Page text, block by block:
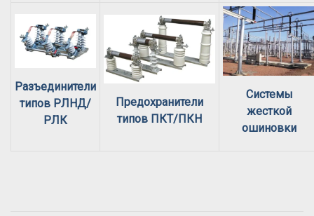
Разъединители
типов РЛНД/
РЛК
Предохранители
типов ПКТ/ПКН
Системы
жесткой
ошиновки